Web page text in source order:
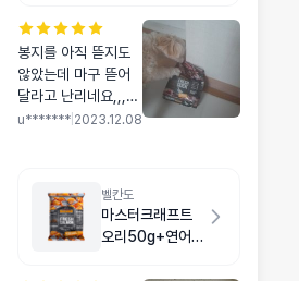
봉지를 아직 뜯지도
않았는데 마구 뜯어
달라고 난리네요,,,뜯
어서 먹여봤는데 바
테는 맞는사료 같아
나는사료를찾고있는
u******* 2023.12.08
벨칸도
마스터크래프트
오리50g+연어